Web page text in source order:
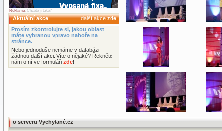
Reklama. Chcete ji také?
Aktuální akce další akcezde
Prosím zkontrolujte si, jakou oblast
máte vybranou vpravo nahoře na
stránce.
Nebo jednoduše nemáme v databázi
žádnou další akci. Víte o nějaké? Řekněte
nám o ní ve formuláři zde!
o serveru Vychytané.cz